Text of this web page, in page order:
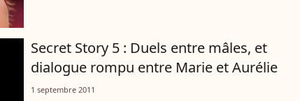
Secret Story 5 : Duels entre mâles, et
dialogue rompu entre Marie et Aurélie
1 septembre 2011